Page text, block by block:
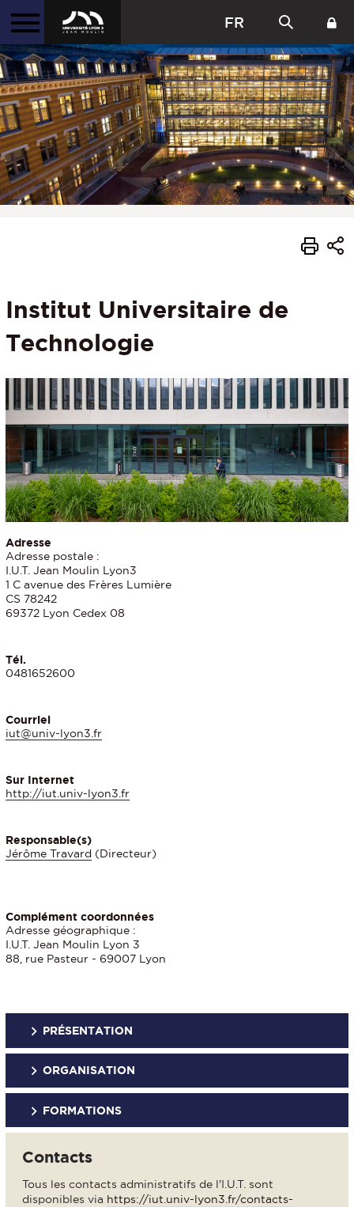
FR
Institut Universitaire de
Technologie
Adresse
Adresse postale :
I.U.T. Jean Moulin Lyon3
1 C avenue des Frères Lumière
CS 78242
69372 Lyon Cedex 08
Tél.
0481652600
Courriel
iut@univ-lyon3.fr
Sur Internet
http://iut.univ-lyon3.fr
Responsable(s)
Jérôme Travard (Directeur)
Complément coordonnées
Adresse géographique :
I.U.T. Jean Moulin Lyon 3
88, rue Pasteur - 69007 Lyon
PRÉSENTATION
ORGANISATION
FORMATIONS
Contacts
Tous les contacts administratifs de l'I.U.T. sont
disponibles via https://iut.univ-lyon3.fr/contacts-